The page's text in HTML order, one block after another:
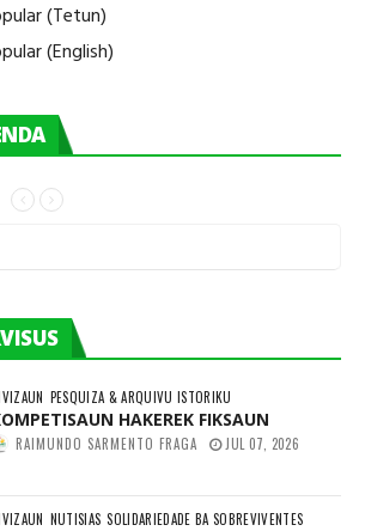
(Tetun)
(English)
PESQUIZA & ARQUIVU ISTORIKU
HAKEREK FIKSAUN
RAIMUNDO SARMENTO FRAGA JUL 07, 2026
NUTISIAS SOLIDARIEDADE BA SOBREVIVENTES